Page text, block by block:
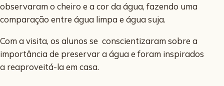
observaram o cheiro e a cor da água, fazendo uma
comparação entre água limpa e água suja.
Com a visita, os alunos se conscientizaram sobre a
importância de preservar a água e foram inspirados
a reaproveitá-la em casa.